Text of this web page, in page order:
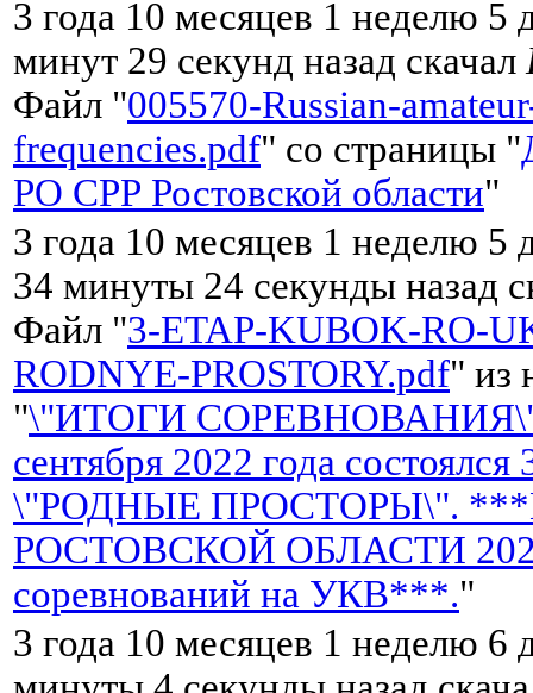
3 года 10 месяцев 1 неделю 5
минут 29 секунд назад скачал
Файл "005570-Russian-
frequencies.pdf" со страницы "
РО СРР Ростовской области"
3 года 10 месяцев 1 неделю 5
34 минуты 24 секунды назад
Файл "3-ETAP-KUBOK-RO-
RODNYE-PROSTORY.pdf" из
"\"ИТОГИ
сентября 2022 года
\"РОДНЫЕ ПРОСТОРЫ\".
РОСТОВСКОЙ ОБЛАСТИ
соревнований на УКВ***."
3 года 10 месяцев 1 неделю 6